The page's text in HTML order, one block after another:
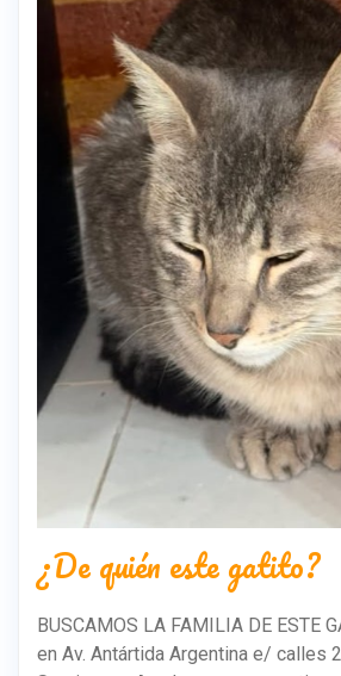
¿De quién este gatito?
BUSCAMOS LA FAMILIA DE ESTE
en Av. Antártida Argentina e/ calles